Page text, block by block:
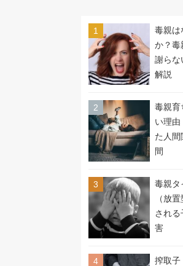
毒親は
か？毒
謝らな
解説
毒親育
い理由
た人間
間
毒親タ
（放
される
害
搾取子